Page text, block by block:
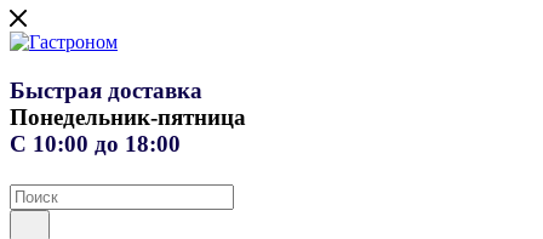
Быстрая доставка
Понедельник-пятница
С 10:00 до 18:00